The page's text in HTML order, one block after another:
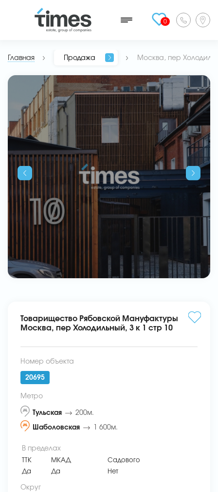
0
Главная Продажа Москва, пер
Товарищество Рябовской Мануфактуры
Москва, пер Холодильный, 3 к 1 стр 10
Номер объекта
20695
Метро
Тульская 200м.
Шаболовская 1 600м.
В пределах
ТТК МКАД
Садового
Да
Да Нет
Округ